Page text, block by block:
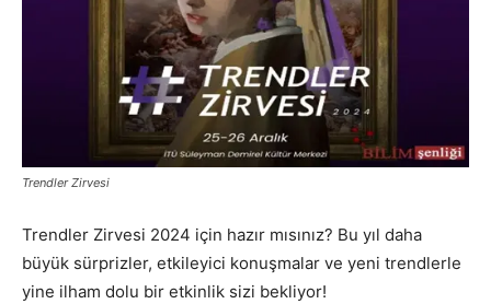
Trendler Zirvesi
Trendler Zirvesi 2024 için hazır mısınız? Bu yıl daha
büyük sürprizler, etkileyici konuşmalar ve yeni trendlerle
yine ilham dolu bir etkinlik sizi bekliyor!